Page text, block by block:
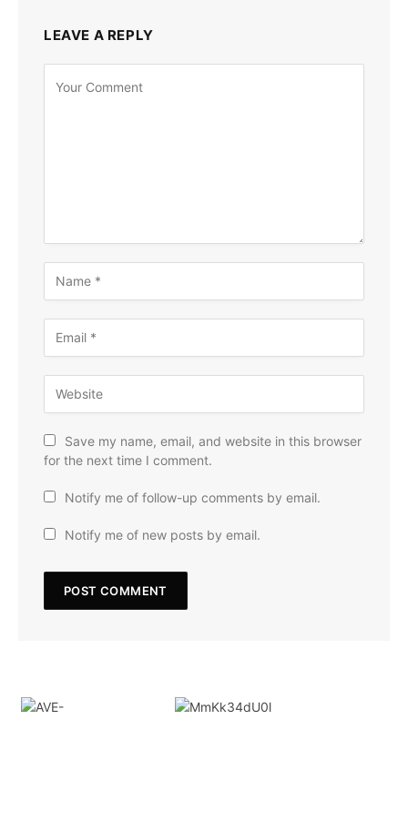
LEAVE A REPLY
Save my name, email, and website in this browser
for the next time I comment.
Notify me of follow-up comments by email.
Notify me of new posts by email.